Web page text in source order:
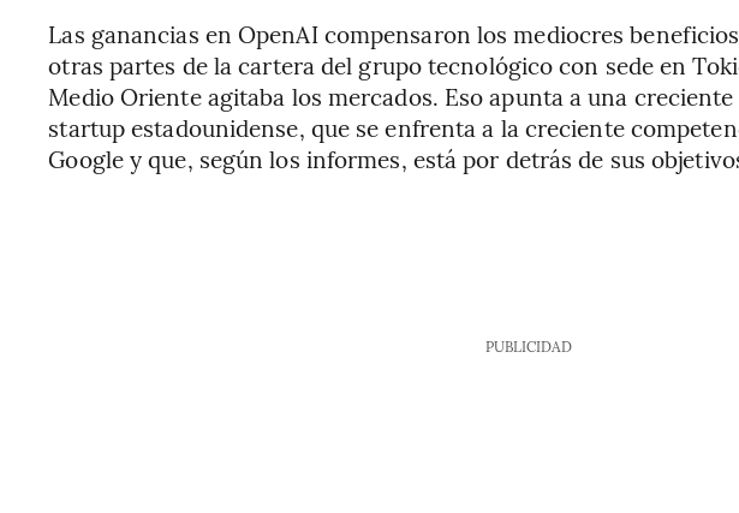
Las ganancias en OpenAI compensaron los mediocres
otras partes de la cartera del grupo tecnológico con sede en
Medio Oriente agitaba los mercados. Eso apunta a una
startup estadounidense, que se enfrenta a la creciente
Google y que, según los informes, está por detrás de sus
PUBLICIDAD